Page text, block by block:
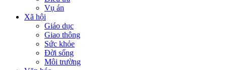
Vụ án
Xã hội
Giáo dục
Giao thông
Sức khỏe
Đời sống
Môi trường